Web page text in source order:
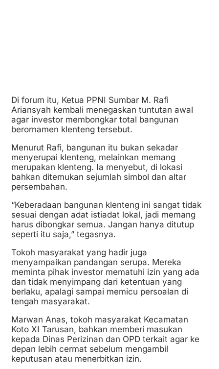
Di forum itu, Ketua PPNI Sumbar M. Rafi
Ariansyah kembali menegaskan tuntutan awal
agar investor membongkar total bangunan
berornamen klenteng tersebut.
Menurut Rafi, bangunan itu bukan sekadar
menyerupai klenteng, melainkan memang
merupakan klenteng. Ia menyebut, di lokasi
bahkan ditemukan sejumlah simbol dan altar
persembahan.
“Keberadaan bangunan klenteng ini sangat tidak
sesuai dengan adat istiadat lokal, jadi memang
harus dibongkar semua. Jangan hanya ditutup
seperti itu saja,” tegasnya.
Tokoh masyarakat yang hadir juga
menyampaikan pandangan serupa. Mereka
meminta pihak investor mematuhi izin yang ada
dan tidak menyimpang dari ketentuan yang
berlaku, apalagi sampai memicu persoalan di
tengah masyarakat.
Marwan Anas, tokoh masyarakat Kecamatan
Koto XI Tarusan, bahkan memberi masukan
kepada Dinas Perizinan dan OPD terkait agar ke
depan lebih cermat sebelum mengambil
keputusan atau menerbitkan izin.